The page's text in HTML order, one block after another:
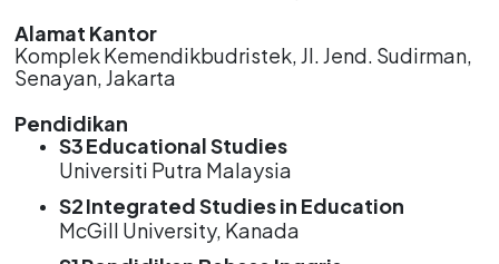
Alamat Kantor
Komplek Kemendikbudristek, Jl. Jend. Sudirman,
Senayan, Jakarta
Pendidikan
S3Educational Studies
Universiti Putra Malaysia
S2Integrated Studies in Education
McGill University, Kanada